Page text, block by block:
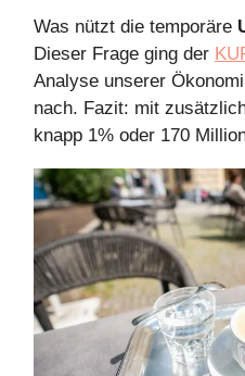
Was nützt die temporäre
Dieser Frage ging der
Analyse unserer
nach. Fazit: mit
knapp 1% oder 170